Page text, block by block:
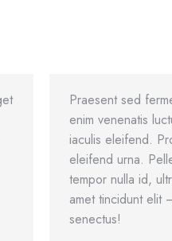
Praesent sed
enim venenatis
iaculis eleifend.
eleifend urna.
tempor nulla id,
amet tincidunt elit
senectus!